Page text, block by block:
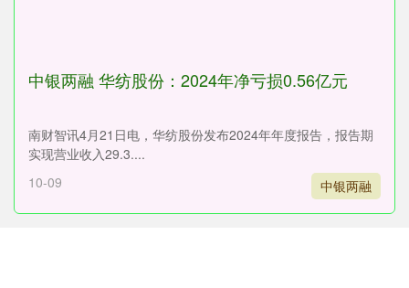
中银两融 华纺股份：2024年净亏损0.56亿元
南财智讯4月21日电，华纺股份发布2024年年度报告，报告期
实现营业收入29.3....
10-09
中银两融